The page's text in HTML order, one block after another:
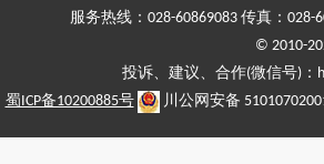
服务热线：028-60869083 传真：028-
© 2010-
投诉、建议、合作(微信号)
蜀ICP备10200885号
川公网安备